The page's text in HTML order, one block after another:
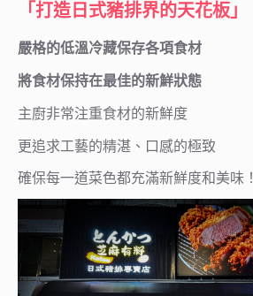
「打造日式豬排界的天花板」
嚴格的低溫冷藏保存各項食材
將食材保持在最佳的新鮮狀態
主廚非常注重食材的新鮮度
更追求工藝的精湛、口感的極致
確保每一道菜色都充滿新鮮度和美味！